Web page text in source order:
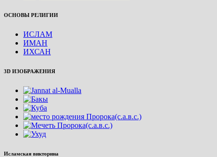
ОСНОВЫ РЕЛИГИИ
ИСЛАМ
ИМАН
ИХСАН
3D ИЗОБРАЖЕНИЯ
Исламская викторина